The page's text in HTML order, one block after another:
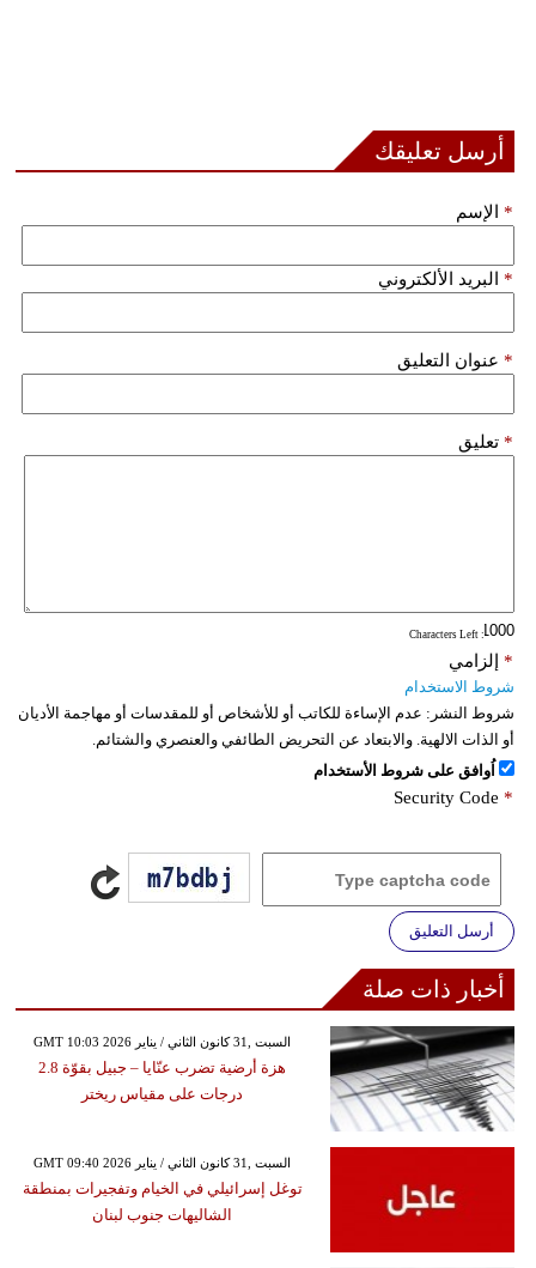
أرسل تعليقك
الإسم *
البريد الألكتروني *
عنوان التعليق *
تعليق *
: Characters Left
إلزامي *
شروط الاستخدام
شروط النشر: عدم الإساءة للكاتب أو للأشخاص أو للمقدسات أو مهاجمة الأديان
أو الذات الالهية. والابتعاد عن التحريض الطائفي والعنصري والشتائم.
اُوافق على شروط الأستخدام
Security Code *
أرسل التعليق
أخبار ذات صلة
GMT 10:03 2026 السبت ,31 كانون الثاني / يناير
هزة أرضية تضرب عنّايا – جبيل بقوّة 2.8
درجات على مقياس ريختر
GMT 09:40 2026 السبت ,31 كانون الثاني / يناير
توغل إسرائيلي في الخيام وتفجيرات بمنطقة
الشاليهات جنوب لبنان